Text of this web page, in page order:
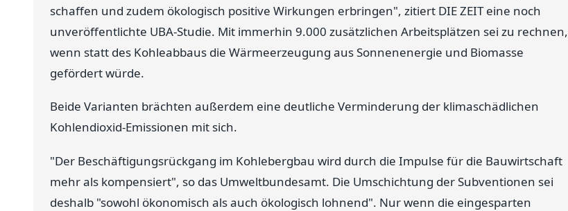
schaffen und zudem ökologisch positive Wirkungen erbringen", zitiert DIE ZEIT eine noch
unveröffentlichte UBA-Studie. Mit immerhin 9.000 zusätzlichen Arbeitsplätzen sei zu rechnen,
wenn statt des Kohleabbaus die Wärmeerzeugung aus Sonnenenergie und Biomasse
gefördert würde.
Beide Varianten brächten außerdem eine deutliche Verminderung der klimaschädlichen
Kohlendioxid-Emissionen mit sich.
"Der Beschäftigungsrückgang im Kohlebergbau wird durch die Impulse für die Bauwirtschaft
mehr als kompensiert", so das Umweltbundesamt. Die Umschichtung der Subventionen sei
deshalb "sowohl ökonomisch als auch ökologisch lohnend". Nur wenn die eingesparten